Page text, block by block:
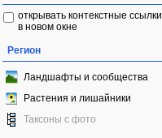
открывать контекстные ссылки
в новом окне
Регион
Ландшафты и сообщества
Растения и лишайники
Таксоны с фото